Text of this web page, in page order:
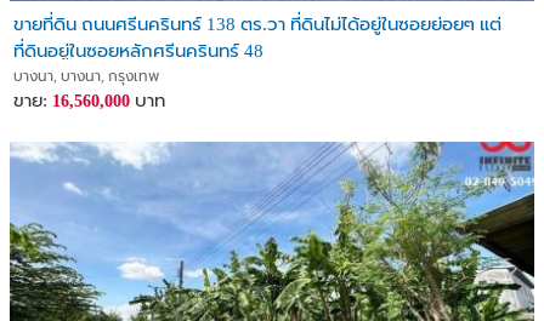
ขายที่ดิน ถนนศรีนครินทร์ 138 ตร.วา ที่ดินไม่ได้อยู่ในซอยย่อยๆ แต่
ที่ดินอยู่ในซอยหลักศรีนครินทร์ 48
บางนา, บางนา, กรุงเทพ
ขาย: 16,560,000 บาท